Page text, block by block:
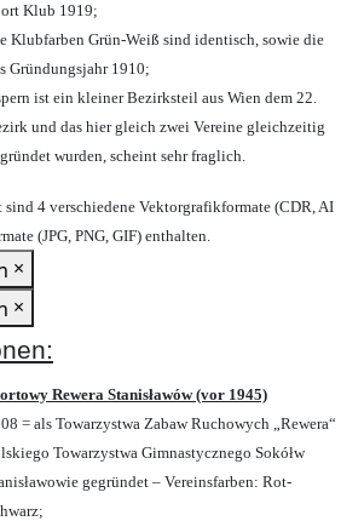
Klub 1919;
Klubfarben Grün-Weiß sind identisch, sowie die
Gründungsjahr 1910;
ist ein kleiner Bezirksteil aus Wien dem 22.
und das hier gleich zwei Vereine gleichzeitig
wurden, scheint sehr fraglich.
4 verschiedene Vektorgrafikformate (CDR, AI
(JPG, PNG, GIF) enthalten.
×
×
Rewera Stanisławów (vor 1945)
= als Towarzystwa Zabaw Ruchowych „Rewera“
Towarzystwa Gimnastycznego Sokółw
gegründet – Vereinsfarben: Rot-